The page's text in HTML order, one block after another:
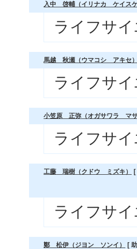
入中 啓輔（イリナカ ケイスケ
ライフサ
馬越 秋瀬（ウマコシ アキセ）
ライフサ
小笠原 正弥（オガサワラ マサ
ライフサ
工藤 瑞樹（クドウ ミズキ）
ライフサ
鄭 松伊（ジヨン ソンイ） [